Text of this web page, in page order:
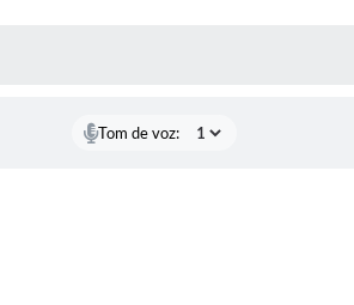
Tom de voz: